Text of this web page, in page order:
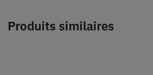
Produits similaires